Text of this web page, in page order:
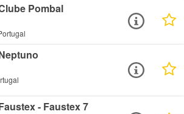
Pombal
- Faustex 7